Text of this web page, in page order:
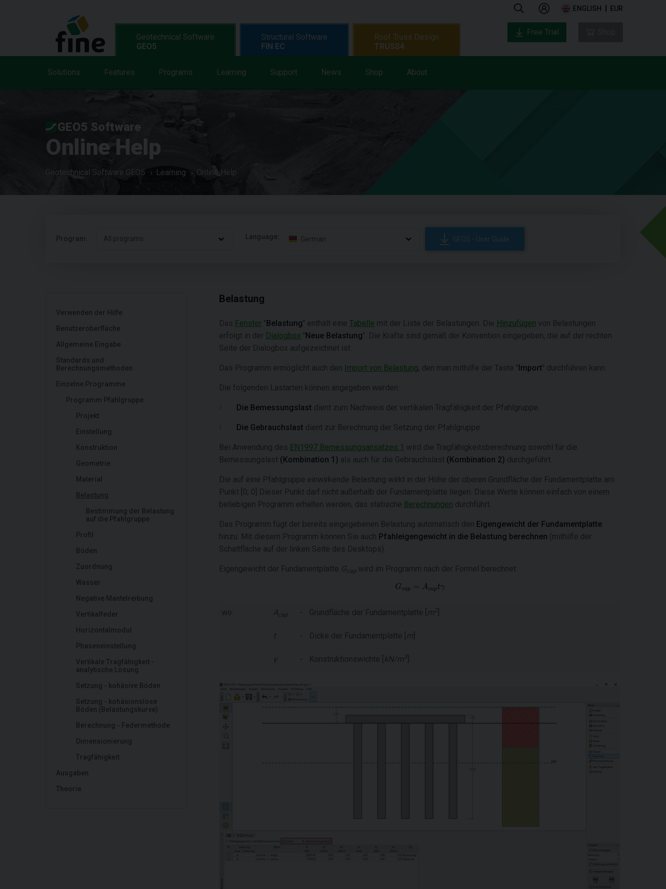
ENGLISH EUR
Geotechnical Software
GEO5
Solutions Features Programs Learning Support News Shop About
Structural Software
FIN EC
Roof Truss Design
TRUSS4
Free Trial
GEO5 Software
Online Help
Geotechnical Software GEO5 Learning Online Help
Program: All programs Language: German GEO5 - User Guide
Verwenden der Hilfe
Benutzeroberfläche
Allgemeine Eingabe
Standards und
Berechnungsmethoden
Einzelne Programme
Programm Pfahlgruppe
Projekt
Einstellung
Konstruktion
Geometrie
Material
Belastung
Bestimmung der Belastung
auf die Pfahlgruppe
Profil
Böden
Zuordnung
Wasser
Negative Mantelreibung
Vertikalfeder
Horizontalmodul
Phaseneinstellung
Vertikale Tragfähigkeit -
analytische Lösung
Setzung - kohäsive Böden
Setzung - kohäsionslose
Böden (Belastungskurve)
Berechnung - Federmethode
Dimensionierung
Tragfähigkeit
Ausgaben
Theorie
Belastung
Das Fenster "Belastung" enthält eine Tabelle mit der Liste der Belastungen. Die Hinzufügen von Belastungen
erfolgt in der Dialogbox "Neue Belastung". Die Kräfte sind gemäß der Konvention eingegeben, die auf der rechten
Seite der Dialogbox aufgezeichnet ist.
Das Programm ermöglicht auch den Import von Belastung, den man mithilfe der Taste "Import" durchführen kann.
Die folgenden Lastarten können angegeben werden:
Die Bemessungslast dient zum Nachweis der vertikalen Tragfähigkeit der Pfahlgruppe.
Die Gebrauchslast dient zur Berechnung der Setzung der Pfahlgruppe
Bei Anwendung des EN1997 Bemessungsansatzes 1 wird die Tragfähigkeitsberechnung sowohl für die
Bemessungslast (Kombination 1) als auch für die Gebrauchslast (Kombination 2) durchgeführt.
Die auf eine Pfahlgruppe einwirkende Belastung wirkt in der Höhe der oberen Grundfläche der Fundamentplatte am
Punkt [0; 0] Dieser Punkt darf nicht außerhalb der Fundamentplatte liegen. Diese Werte können einfach von einem
beliebigen Programm erhalten werden, das statische Berechnungen durchführt.
Das Programm fügt der bereits eingegebenen Belastung automatisch den Eigengewicht der Fundamentplatte
hinzu. Mit diesem Programm können Sie auch Pfahleigengewicht in die Belastung berechnen (mithilfe der
Schaltfläche auf der linken Seite des Desktops).
Eigengewicht der Fundamentplatte G cap wird im Programm nach der Formel berechnet:
wo: A cap - Grundfläche der Fundamentplatte [ m2
t - Dicke der Fundamentplatte [ m
γ - Konstruktionswichte [ kN/m 3